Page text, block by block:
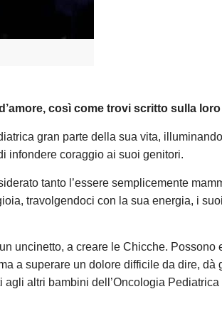
così come trovi scritto sulla
gran parte della sua vita,
infondere coraggio ai suoi genitori.
tanto l’essere semplicemente
travolgendoci con la sua energia, i
uncinetto, a creare le Chicche. Possono
a superare un dolore difficile da dire, dà
altri bambini dell’Oncologia Pediatrica